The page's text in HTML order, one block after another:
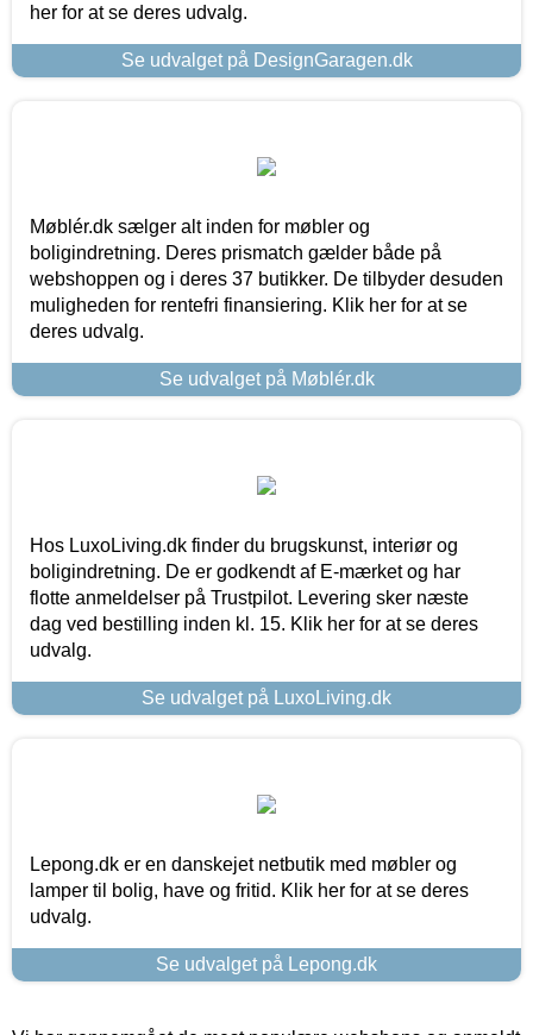
her for at se deres udvalg.
Se udvalget på DesignGaragen.dk
Møblér.dk sælger alt inden for møbler og
boligindretning. Deres prismatch gælder både på
webshoppen og i deres 37 butikker. De tilbyder desuden
muligheden for rentefri finansiering. Klik her for at se
deres udvalg.
Se udvalget på Møblér.dk
Hos LuxoLiving.dk finder du brugskunst, interiør og
boligindretning. De er godkendt af E-mærket og har
flotte anmeldelser på Trustpilot. Levering sker næste
dag ved bestilling inden kl. 15. Klik her for at se deres
udvalg.
Se udvalget på LuxoLiving.dk
Lepong.dk er en danskejet netbutik med møbler og
lamper til bolig, have og fritid. Klik her for at se deres
udvalg.
Se udvalget på Lepong.dk